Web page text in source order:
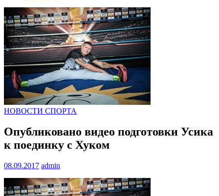
НОВОСТИ СПОРТА
Опубликовано видео подготовки Усика
к поединку с Хуком
08.09.2017 admin